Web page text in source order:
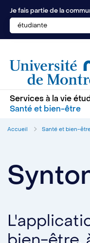
Je fais partie de la
étudiante
Services à la vie
Santé et bien-être
Accueil Santé et bien-